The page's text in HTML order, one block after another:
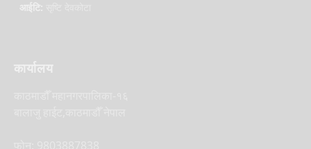
आईटि:
कार्यालय